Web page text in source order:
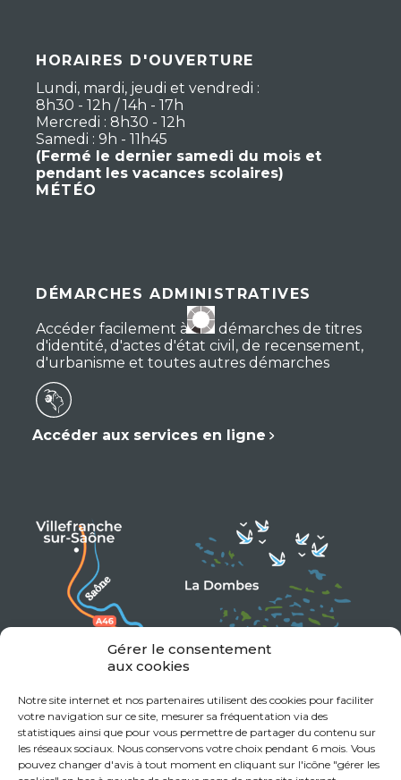
Gérer le consentement
aux cookies
Notre site internet et nos partenaires utilisent des cookies pour faciliter
votre navigation sur ce site, mesurer sa fréquentation via des
statistiques ainsi que pour vous permettre de partager du contenu sur
les réseaux sociaux. Nous conservons votre choix pendant 6 mois. Vous
pouvez changer d'avis à tout moment en cliquant sur l'icône "gérer les
HORAIRES D'OUVERTURE
Lundi, mardi, jeudi et vendredi :
8h30 - 12h / 14h - 17h
Mercredi : 8h30 - 12h
Samedi : 9h - 11h45
(Fermé le dernier samedi du mois et
pendant les vacances scolaires)
MÉTÉO
DÉMARCHES ADMINISTRATIVES
Accéder facilement à vos démarches de titres
d'identité, d'actes d'état civil, de recensement,
d'urbanisme et toutes autres démarches
Accéder aux services en ligne